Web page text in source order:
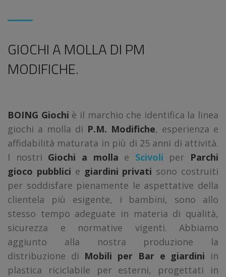
GIOCHI A MOLLA DI PM
MODIFICHE.
BOING Giochi è il marchio che identifica la linea
giochi a molla di P.M. Modifiche, esperienza e
affidabilità maturata in più di 25 anni di attività.
I nostri Giochi a molla e Scivoli per Parchi
gioco pubblici e giardini privati sono costruiti
per soddisfare pienamente le aspettative della
clientela più esigente, i bambini, sono allo
stesso tempo adeguate in materia di qualità,
sicurezza e normative vigenti. Abbiamo
aggiunto alla nostra produzione la
distribuzione di Mobili per Bar e giardini in
plastica riciclabile per esterni, progettati in